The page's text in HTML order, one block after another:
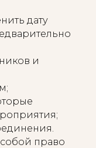
дату
и
собой право